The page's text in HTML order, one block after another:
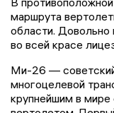
маршрута
области. Довольно
во всей красе
Ми-26 —
многоцелевой
крупнейшим в